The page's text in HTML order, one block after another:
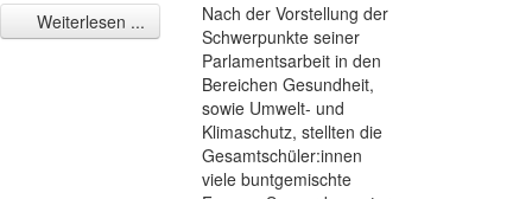
Weiterlesen ...
Nach der Vorstellung der
Schwerpunkte seiner
Parlamentsarbeit in den
Bereichen Gesundheit,
sowie Umwelt- und
Klimaschutz, stellten die
Gesamtschüler:innen
viele buntgemischte